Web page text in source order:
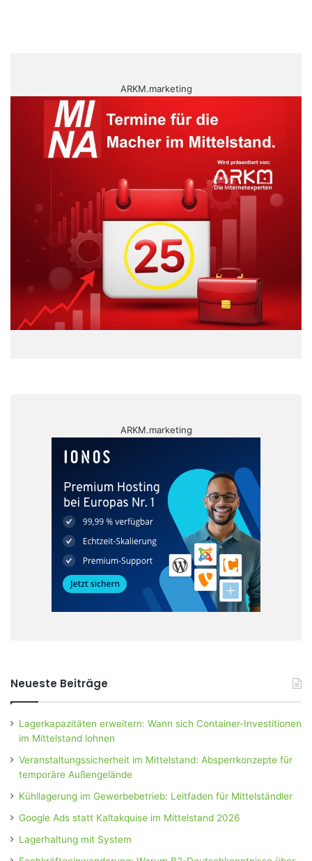
ARKM.marketing
ARKM.marketing
Neueste Beiträge
Lagerkapazitäten erweitern: Wann sich Container-Investitionen
im Mittelstand lohnen
Veranstaltungssicherheit im Mittelstand: Absperrkonzepte für
temporäre Außengelände
Kühllagerung im Gewerbebetrieb: Leitfaden für Mittelständler
Google Ads statt Kaltakquise im Mittelstand 2026
Lagerhaltung mit System